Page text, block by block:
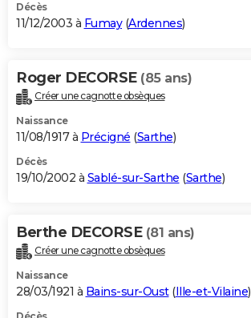
Décès
11/12/2003 à Fumay(Ardennes)
Roger DECORSE (85 ans)
Créer une cagnotte obsèques
Naissance
11/08/1917 à Précigné (Sarthe)
Décès
19/10/2002 à Sablé-sur-Sarthe (Sarthe)
Berthe DECORSE (81 ans)
Créer une cagnotte obsèques
Naissance
28/03/1921 à Bains-sur-Oust(Ille-et-Vilaine)